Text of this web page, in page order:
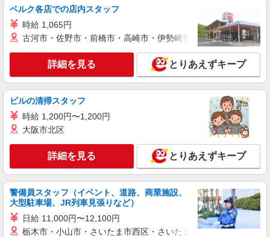
パート
日本国民食株式会社 久留米市中央学校給食共同調理場（2231）
給食センターの調理補助
時給1,060〜1,100円 ※経験、能力による ※詳
細は面接の際にご説明いたします 【試用期間】 試
用期間：有（2ヶ月） 試用期間中の労働条件：変
更なし
福岡県久留米市野中町1339
キープ 詳細を見る
アルバイト パート
企業内保育園・企業主導型の調理師・調理スタ
ッフ
時給 1,100円 交通費あり／実費支給（上限
10,000円）
■久留米純心Jrランド（企業内保育園・企業主
導型） 福岡県久留米市荘島町187 駐車場あり
ベルク各店での店内スタッフ
時給 1,065円
古河市・佐野市・前橋市・高崎市・伊勢崎市・太田市・館林市
詳細を見る とりあえずキープ
ビルの清掃スタッフ
時給 1,200円〜1,200円
大阪市北区
詳細を見る とりあえずキープ
警備員スタッフ（イベント、道路、商業施設、
大型駐車場、JR列車見張りなど）
日給 11,000円〜12,100円
栃木市・小山市・さいたま市西区・さいたま市岩槻区・久喜市・